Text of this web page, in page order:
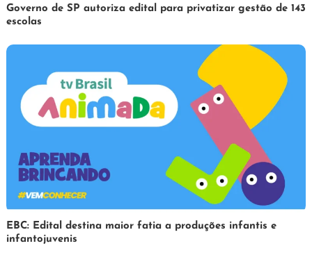
1
de
de
Redação
Governo de SP autoriza edital para privatizar gestão de 143
escolas
31
de
Redação
EBC: Edital destina maior fatia a produções infantis e
infantojuvenis